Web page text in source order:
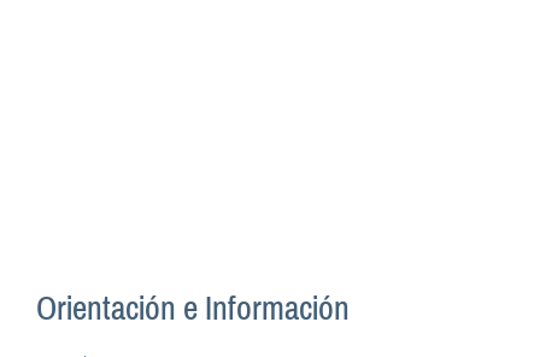
Orientación e Información